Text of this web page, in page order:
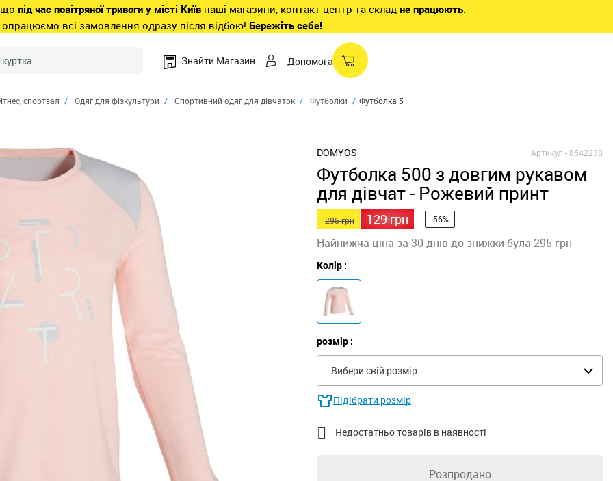
що під час повітряної тривоги у місті Київ наші магазини, контакт-центр та склад не працюють.
всі замовлення одразу після відбою! Бережіть себе!
Знайти Магазин Допомога
спортзал Одяг для фізкультури Спортивний одяг для дівчаток Футболки Футболка 500 з довгим рукавом для дівчат - Рожевий принт
DOMYOS Артикул -8542238
Футболка 500 з довгим рукавом
для дівчат - Рожевий принт
295 грн 129 грн -56%
Найнижча ціна за 30 днів до знижки була 295 грн
Колір :
розмір :
Вибери свій розмір
Підібрати розмір
 Недостатньо товарів в наявності
Розпродано